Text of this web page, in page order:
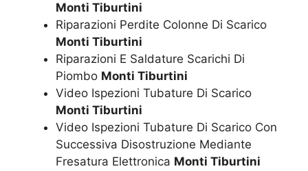
Monti Tiburtini
Riparazioni Perdite Colonne Di Scarico
Monti Tiburtini
Riparazioni E Saldature Scarichi Di
Piombo Monti Tiburtini
Video Ispezioni Tubature Di Scarico
Monti Tiburtini
Video Ispezioni Tubature Di Scarico Con
Successiva Disostruzione Mediante
Fresatura Elettronica Monti Tiburtini